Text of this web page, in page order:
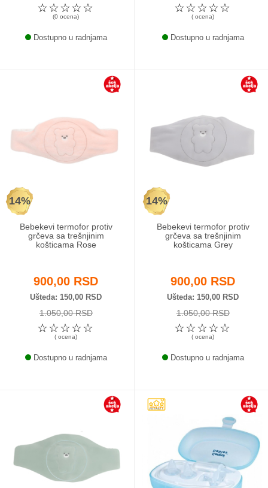
☆
☆
☆
☆
☆
(0 ocena)
Dostupno u radnjama
☆
☆
☆
☆
☆
( ocena)
Dostupno u radnjama
14%
Bebekevi termofor protiv
grčeva sa trešnjinim
košticama Rose
900,00 RSD
Ušteda 150,00 RSD
1.050,00 RSD
☆
☆
☆
☆
☆
( ocena)
Dostupno u radnjama
14%
Bebekevi termofor protiv
grčeva sa trešnjinim
košticama Grey
900,00 RSD
Ušteda 150,00 RSD
1.050,00 RSD
☆
☆
☆
☆
☆
( ocena)
Dostupno u radnjama